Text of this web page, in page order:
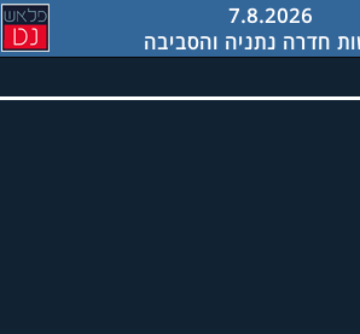
7.8.2026
חדרה נתניה והסביבה